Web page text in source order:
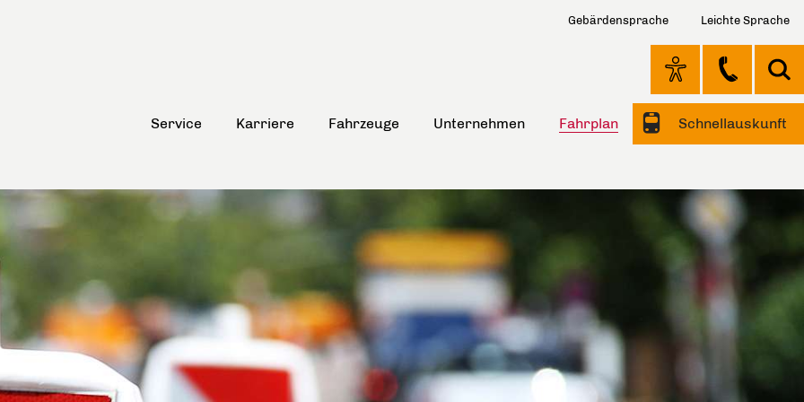
Gebärdensprache Leichte Sprache
Service Karriere Fahrzeuge Unternehmen Fahrplan Schnellauskunft